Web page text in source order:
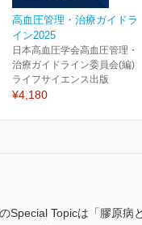
高血圧管理・治療ガイドラ
イン2025
日本高血圧学会高血圧管理・
治療ガイドライン委員会(編)
ライフサイエンス出版
¥4,180
Special Topicは「膠原